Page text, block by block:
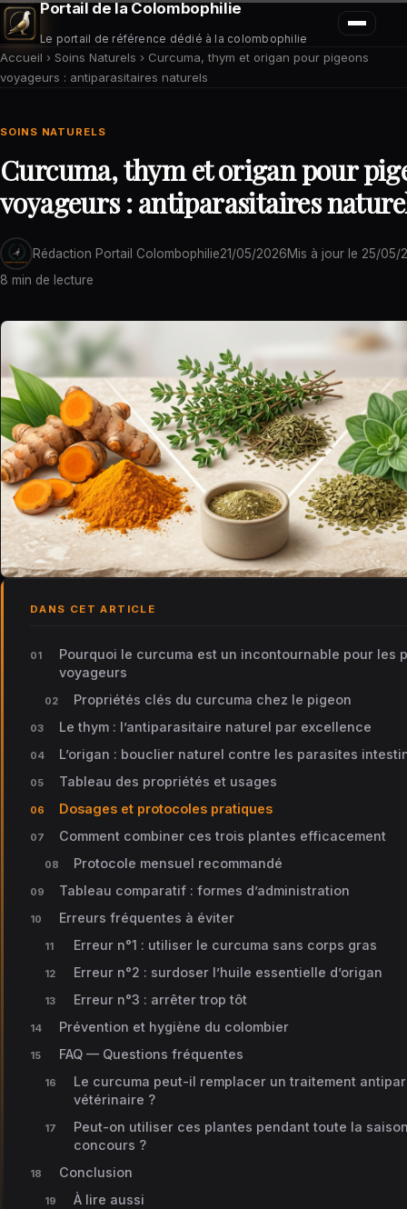
Portail de la Colombophilie
Le portail de référence dédié à la colombophilie
Accueil › Soins Naturels › Curcuma, thym et origan pour pigeons
voyageurs : antiparasitaires naturels
SOINS NATURELS
Curcuma, thym et origan pour
voyageurs : antiparasitaires
Rédaction Portail Colombophilie21/05/2026Mis à jour le 25/05/
8 min de lecture
DANS CET ARTICLE
Pourquoi le curcuma est un incontournable pour les
voyageurs
Propriétés clés du curcuma chez le pigeon
Le thym : l’antiparasitaire naturel par excellence
L’origan : bouclier naturel contre les parasites
Tableau des propriétés et usages
Dosages et protocoles pratiques
Comment combiner ces trois plantes efficacement
Protocole mensuel recommandé
Tableau comparatif : formes d’administration
Erreurs fréquentes à éviter
Erreur n°1 : utiliser le curcuma sans corps gras
Erreur n°2 : surdoser l’huile essentielle d’origan
Erreur n°3 : arrêter trop tôt
Prévention et hygiène du colombier
FAQ — Questions fréquentes
Le curcuma peut-il remplacer un traitement
vétérinaire ?
Peut-on utiliser ces plantes pendant toute la
concours ?
Conclusion
À lire aussi